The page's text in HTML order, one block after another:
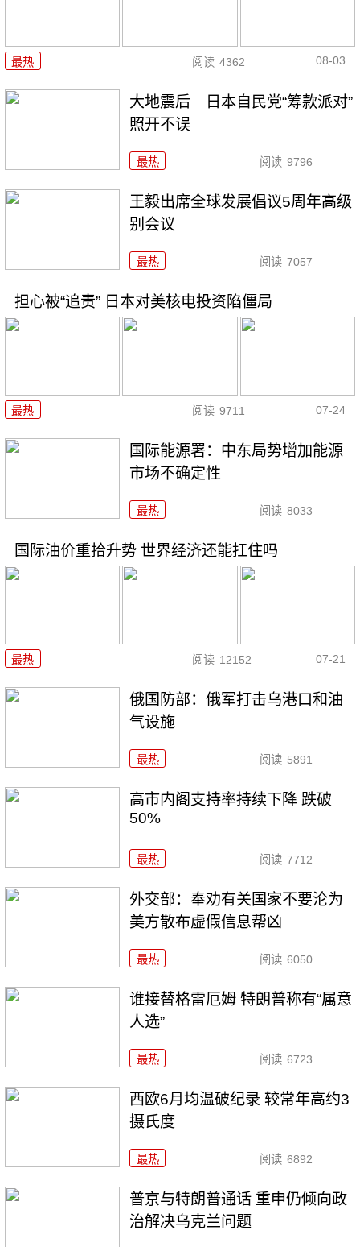
最热 阅读 4362 08-03
大地震后 日本自民党“筹款派对”
照开不误
最热 阅读 9796
王毅出席全球发展倡议5周年高级
别会议
最热 阅读 7057
担心被“追责” 日本对美核电投资陷僵局
最热 阅读 9711 07-24
国际能源署：中东局势增加能源
市场不确定性
最热 阅读 8033
国际油价重拾升势 世界经济还能扛住吗
最热 阅读 12152 07-21
俄国防部：俄军打击乌港口和油
气设施
最热 阅读 5891
高市内阁支持率持续下降 跌破
50%
最热 阅读 7712
外交部：奉劝有关国家不要沦为
美方散布虚假信息帮凶
最热 阅读 6050
谁接替格雷厄姆 特朗普称有“属意
人选”
最热 阅读 6723
西欧6月均温破纪录 较常年高约3
摄氏度
最热 阅读 6892
普京与特朗普通话 重申仍倾向政
治解决乌克兰问题